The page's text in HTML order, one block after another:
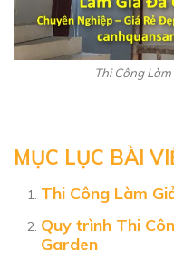
Thi Công
MỤC LỤC BÀI
Thi Công Làm
Quy trình Thi
Garden